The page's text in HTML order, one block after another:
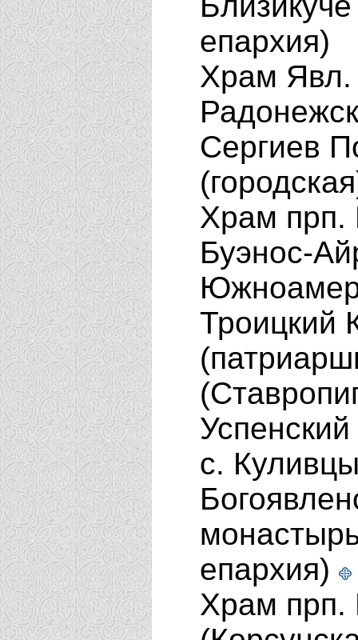
епархия)
Храм Явл.
Сергиев
Храм прп.
Буэнос-
Троицкий
с.
епархия)
Храм прп.